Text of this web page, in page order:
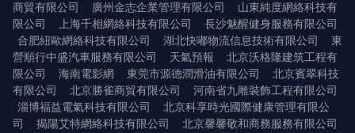
商貿有限公司
廣州金志企業管理有限公司
山東純度網絡科技有
限公司
上海千相網絡科技有限公司
長沙魅醒健身服務有限公司
合肥紐歐網絡科技有限公司
湖北快嘟物流信息技術有限公司
東
營順行中盛汽車服務有限公司
天氣預報
北京沃格隆建筑工程有
限公司
海南電影網 東莞市源德潤滑油有限公司
北京賓翠科技
有限公司
北京勝雀商貿有限公司
河南省九雕裝飾工程有限公司
淄博福益電氣科技有限公司
北京科享時光國際健康管理有限公
司
揭陽艾特網絡科技有限公司
北京馨馨敬和商務服務有限公司